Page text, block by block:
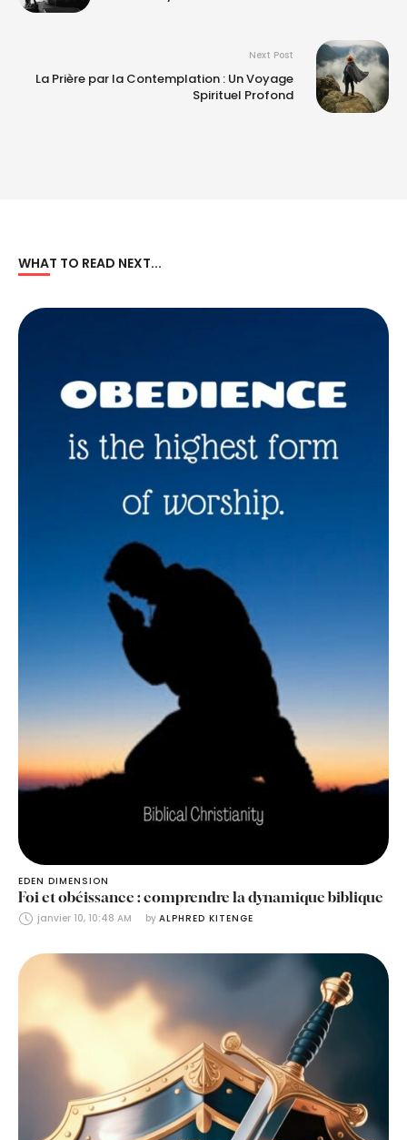
Next Post
La Prière par la Contemplation : Un Voyage
Spirituel Profond
WHAT TO READ NEXT...
EDEN DIMENSION
Foi et obéissance : comprendre la dynamique biblique
janvier 10, 10:48 AM by ALPHRED KITENGE